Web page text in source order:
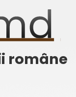
române